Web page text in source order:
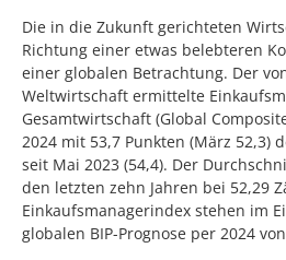
Die in die Zukunft gerichteten
Richtung einer etwas belebteren
einer globalen Betrachtung. Der
Weltwirtschaft ermittelte
Gesamtwirtschaft (Global
2024 mit 53,7 Punkten (März 52,3)
seit Mai 2023 (54,4). Der
den letzten zehn Jahren bei 52,29
Einkaufsmanagerindex stehen im
globalen BIP-Prognose per 2024